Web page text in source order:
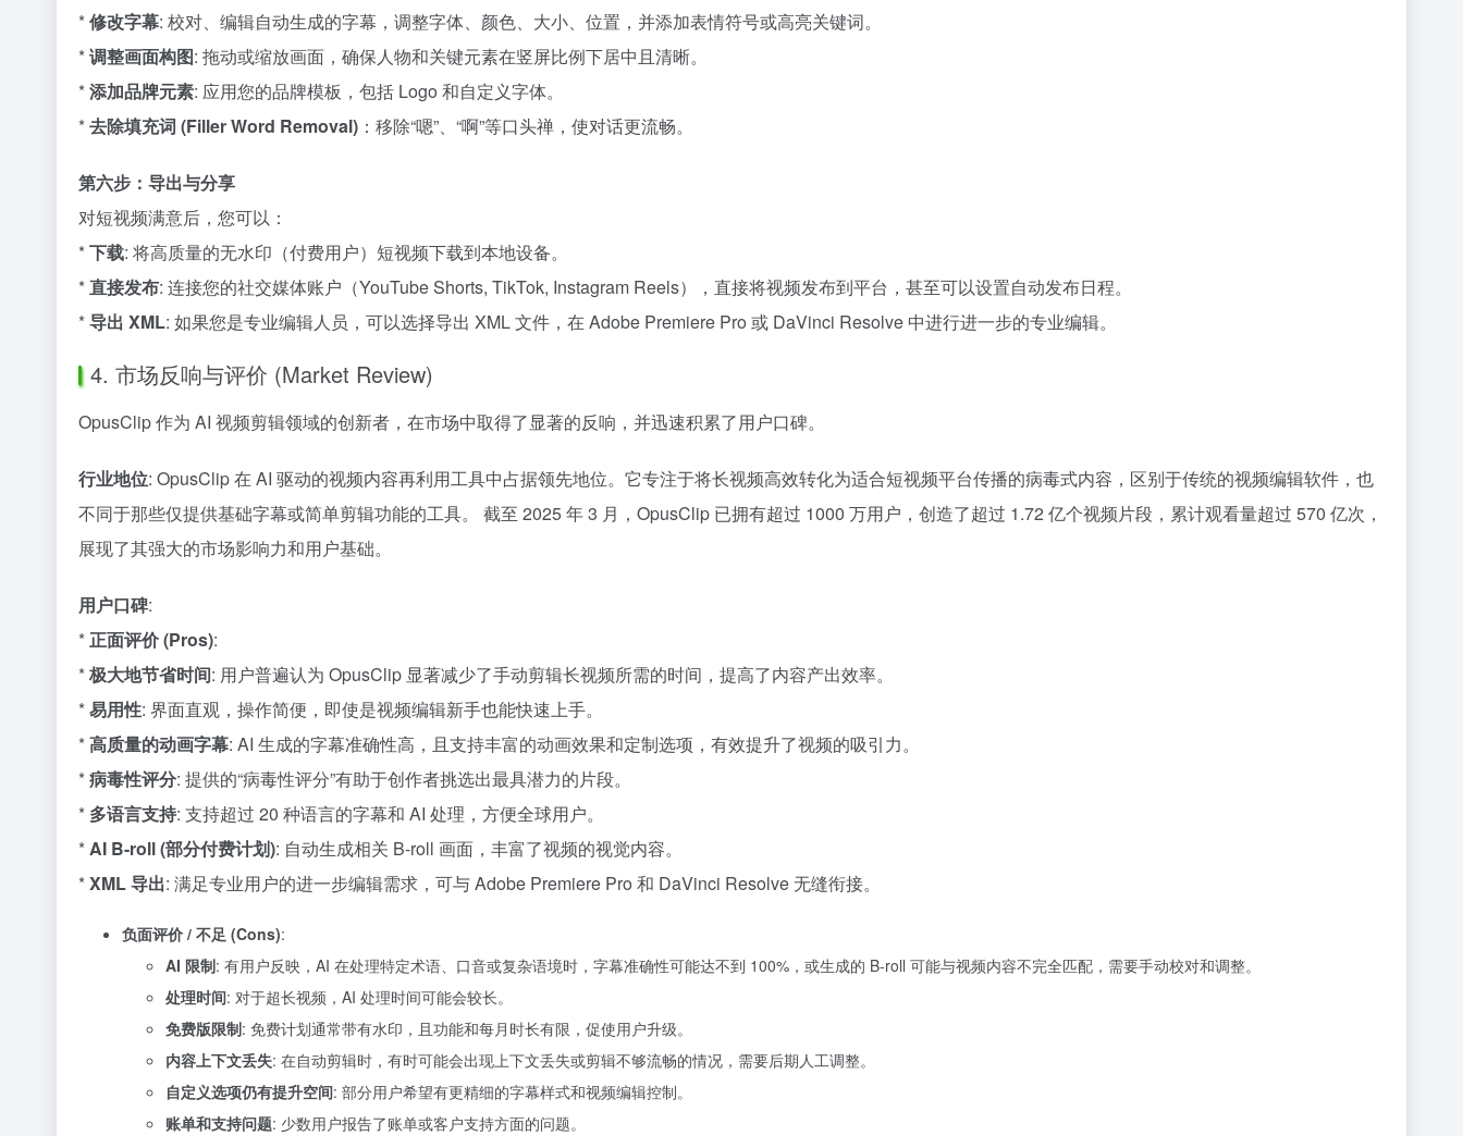
*修改字幕: 校对、编辑自动生成的字幕，调整字体、颜色、大小、位置，并添加表情符号或高亮关键词。
*调整画面构图: 拖动或缩放画面，确保人物和关键元素在竖屏比例下居中且清晰。
*添加品牌元素: 应用您的品牌模板，包括 Logo 和自定义字体。
*去除填充词 (Filler Word Removal) ：移除“嗯”、“啊”等口头禅，使对话更流畅。
第六步：导出与分享
对短视频满意后，您可以：
*下载: 将高质量的无水印（付费用户）短视频下载到本地设备。
*直接发布: 连接您的社交媒体账户（YouTube Shorts, TikTok, Instagram Reels），直接将视频发布到平台，甚至可以设置自动发布日程。
*导出 XML: 如果您是专业编辑人员，可以选择导出 XML 文件，在 Adobe Premiere Pro 或 DaVinci Resolve 中进行进一步的专业编辑。
4. 市场反响与评价 (Market Review)
OpusClip 作为 AI 视频剪辑领域的创新者，在市场中取得了显著的反响，并迅速积累了用户口碑。
行业地位: OpusClip 在 AI 驱动的视频内容再利用工具中占据领先地位。它专注于将长视频高效转化为适合短视频平台传播的病毒式内容，区别于传统的视频编辑软件，也
不同于那些仅提供基础字幕或简单剪辑功能的工具。 截至 2025 年 3 月，OpusClip 已拥有超过 1000 万用户，创造了超过 1.72 亿个视频片段，累计观看量超过 570 亿次，
展现了其强大的市场影响力和用户基础。
用户口碑:
*正面评价 (Pros):
*极大地节省时间: 用户普遍认为 OpusClip 显著减少了手动剪辑长视频所需的时间，提高了内容产出效率。
*易用性: 界面直观，操作简便，即使是视频编辑新手也能快速上手。
*高质量的动画字幕: AI 生成的字幕准确性高，且支持丰富的动画效果和定制选项，有效提升了视频的吸引力。
*病毒性评分: 提供的“病毒性评分”有助于创作者挑选出最具潜力的片段。
* 多语言支持: 支持超过 20 种语言的字幕和 AI 处理，方便全球用户。
*AI B-roll (部分付费计划): 自动生成相关 B-roll 画面，丰富了视频的视觉内容。
*XML 导出: 满足专业用户的进一步编辑需求，可与 Adobe Premiere Pro 和 DaVinci Resolve 无缝衔接。
负面评价 / 不足 (Cons):
AI 限制: 有用户反映，AI 在处理特定术语、口音或复杂语境时，字幕准确性可能达不到 100%，或生成的 B-roll 可能与视频内容不完全匹配，需要手动校对和调整。
处理时间: 对于超长视频，AI 处理时间可能会较长。
免费版限制: 免费计划通常带有水印，且功能和每月时长有限，促使用户升级。
内容上下文丢失: 在自动剪辑时，有时可能会出现上下文丢失或剪辑不够流畅的情况，需要后期人工调整。
自定义选项仍有提升空间: 部分用户希望有更精细的字幕样式和视频编辑控制。
账单和支持问题: 少数用户报告了账单或客户支持方面的问题。